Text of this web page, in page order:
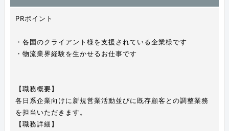
PRポイント
・各国のクライアント様を支援されている企業様です
・物流業界経験を生かせるお仕事です
【職務概要】
各日系企業向けに新規営業活動並びに既存顧客との調整業務
を担当いただきます。
【職務詳細】